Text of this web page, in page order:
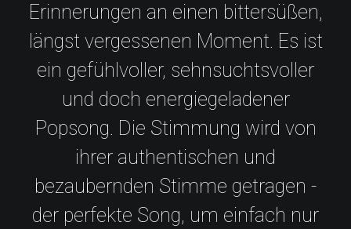
Erinnerungen an einen bittersüßen,
längst vergessenen Moment. Es ist
ein gefühlvoller, sehnsuchtsvoller
und doch energiegeladener
Popsong. Die Stimmung wird von
ihrer authentischen und
bezaubernden Stimme getragen -
der perfekte Song, um einfach nur